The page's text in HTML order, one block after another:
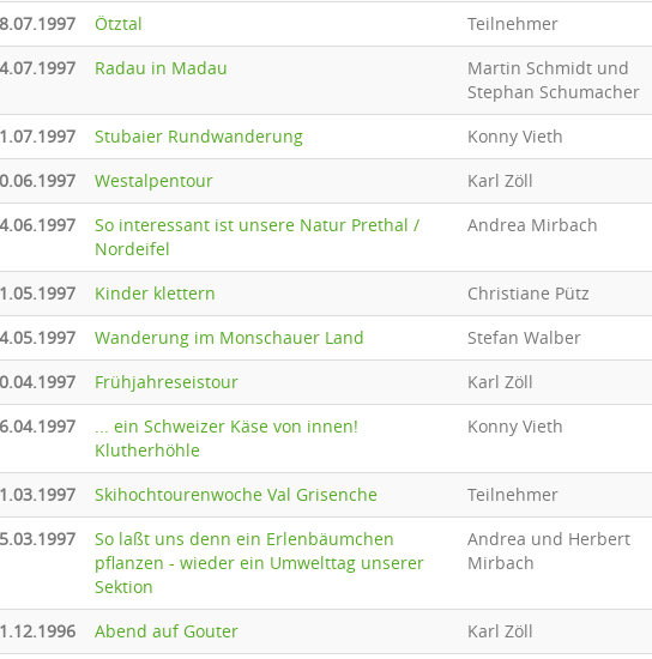
Ötztal Teilnehmer
Radau in Madau
Martin Schmidt und
Stephan Schumacher
Stubaier Rundwanderung Konny Vieth
Westalpentour Karl Zöll
So interessant ist unsere Natur Prethal /
Nordeifel
Andrea Mirbach
Kinder klettern Christiane Pütz
Wanderung im Monschauer Land Stefan Walber
Frühjahreseistour Karl Zöll
... ein Schweizer Käse von innen!
Klutherhöhle
Konny Vieth
Skihochtourenwoche Val Grisenche Teilnehmer
So laßt uns denn ein Erlenbäumchen
pflanzen - wieder ein Umwelttag unserer
Sektion
Andrea und Herbert
Mirbach
Abend auf Gouter Karl Zöll